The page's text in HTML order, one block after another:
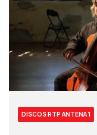
DISCOS RTP ANTENA 1